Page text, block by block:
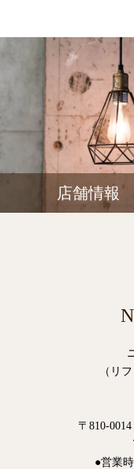
店舗情報
（リ
〒810-
●営業